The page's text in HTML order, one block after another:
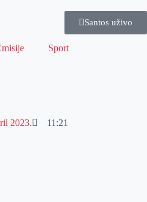
Santos uživo
Sport
2023. 11:21